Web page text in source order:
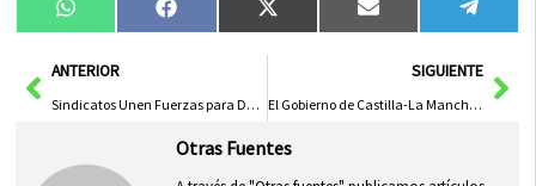
Compartir
en
WhatsAppCompartir
en
FacebookCompartir
en
X
(Twitter)
Compartir
en
Email
en
AntANTERIOR
Sindicatos Unen Fuerzas para Demandar Carrera Profesional en el SESCAM al Gobierno Regional
SIGUIENTE
El Gobierno de Castilla-La Mancha Invierte Más de un Millón de Euros en el Patrimonio de Montiel
Otras Fuentes